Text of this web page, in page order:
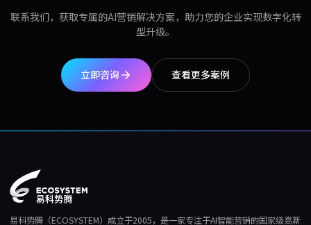
联系我们，获取专属的AI营销解决方案，助力您的企业实现数字化转
型升级。
立即咨询 查看更多案例
易科势腾（ECOSYSTEM）成立于2005，是一家专注于AI智能营销的国家级高新